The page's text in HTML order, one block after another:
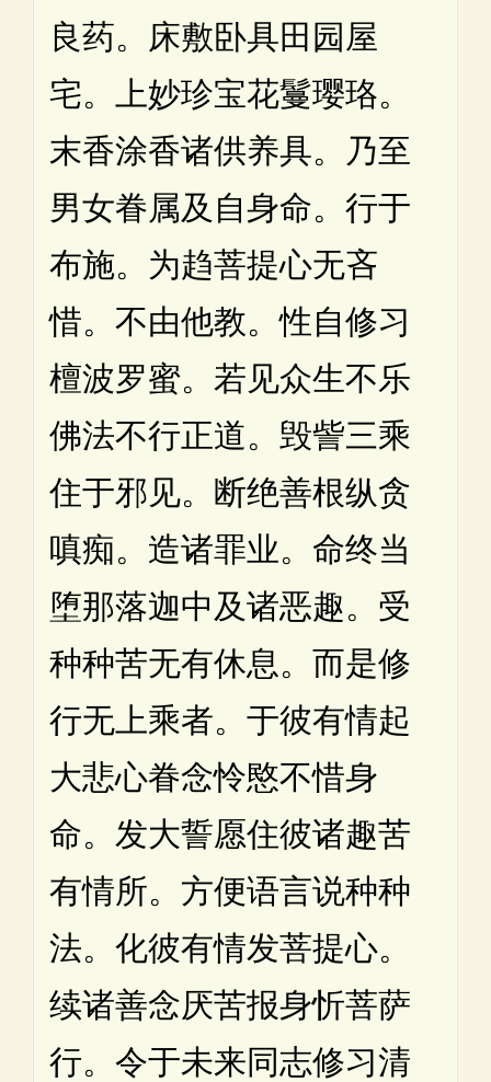
良药。床敷卧具田园屋
宅。上妙珍宝花鬘璎珞。
末香涂香诸供养具。乃至
男女眷属及自身命。行于
布施。为趋菩提心无吝
惜。不由他教。性自修习
檀波罗蜜。若见众生不乐
佛法不行正道。毁訾三乘
住于邪见。断绝善根纵贪
嗔痴。造诸罪业。命终当
堕那落迦中及诸恶趣。受
种种苦无有休息。而是修
行无上乘者。于彼有情起
大悲心眷念怜愍不惜身
命。发大誓愿住彼诸趣苦
有情所。方便语言说种种
法。化彼有情发菩提心。
续诸善念厌苦报身忻菩萨
行。令于未来同志修习清